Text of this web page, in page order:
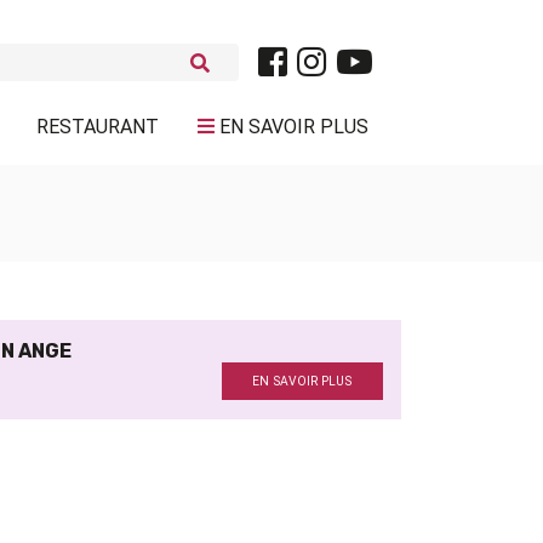
RESTAURANT EN SAVOIR PLUS
ANGE
EN SAVOIR PLUS